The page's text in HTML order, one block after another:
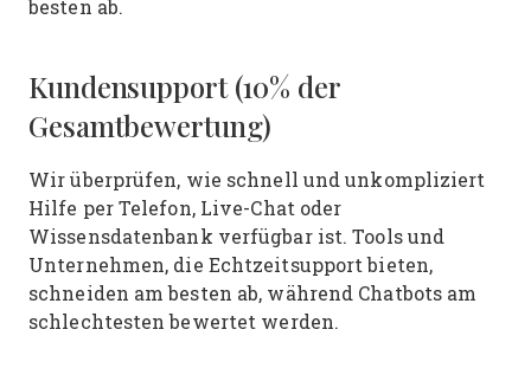
besten ab.
Kundensupport (10% der
Gesamtbewertung)
Wir überprüfen, wie schnell und unkompliziert
Hilfe per Telefon, Live-Chat oder
Wissensdatenbank verfügbar ist. Tools und
Unternehmen, die Echtzeitsupport bieten,
schneiden am besten ab, während Chatbots am
schlechtesten bewertet werden.